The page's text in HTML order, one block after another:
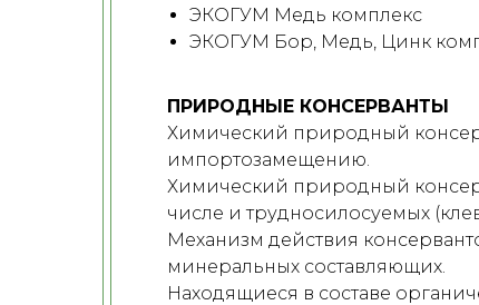
ЭКОГУМ Медь комплекс
ЭКОГУМ Бор, Медь, Цинк
ПРИРОДНЫЕ КОНСЕРВАНТЫ
Химический природный
импортозамещению.
Химический природный
числе и трудносилосуемых
Механизм действия
минеральных составляющих.
Находящиеся в составе